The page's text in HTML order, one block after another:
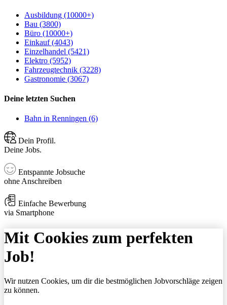
Ausbildung (10000+)
Bau (3800)
Büro (10000+)
Einkauf (4043)
Einzelhandel (5421)
Elektro (5952)
Fahrzeugtechnik (3228)
Gastronomie (3067)
Deine letzten Suchen
Bahn in Renningen (6)
Dein Profil.
Deine Jobs.
Entspannte Jobsuche
ohne Anschreiben
Einfache Bewerbung
via Smartphone
Mit Cookies zum perfekten
Job!
Wir nutzen Cookies, um dir die bestmöglichen Jobvorschläge zeigen
zu können.